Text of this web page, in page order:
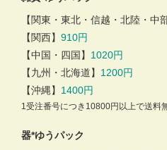
【関東・東北・信越・北陸・中
【関西】910円
【中国・四国】 1020円
【九州・北海道】 1200円
【沖縄】 1400円
1受注番号につき10800円以上で送料
器*ゆうパック